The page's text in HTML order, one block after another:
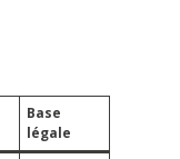
Base
légale